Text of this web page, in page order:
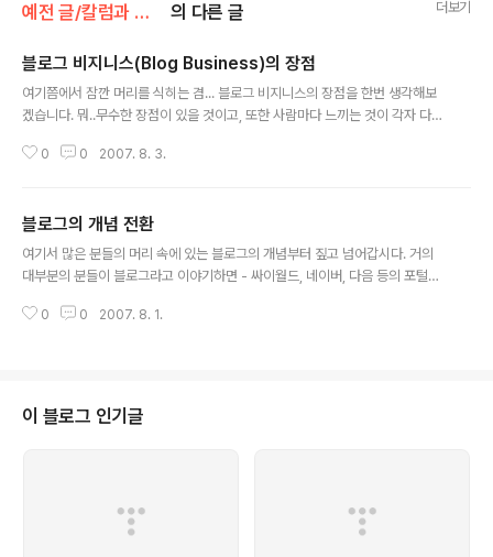
예전 글/칼럼과 단상 의 다른 글 더보기
블로그 비지니스(Blog Business)의 장점
여기쯤에서 잠깐 머리를 식히는 겸... 블로그 비지니스의 장점을 한번 생각해보
겠습니다. 뭐..무수한 장점이 있을 것이고, 또한 사람마다 느끼는 것이 각자 다
가 없다. 어떤 사업을 하건 초기 투자비용이 없는 사업은 없습니다. 하지만 이 블
의 생각을 느낌을 고스란히 간직하고 인터넷에 접속할 때 그것을 블로그에 풀어
내기만 하면 됩니다. 그런 소소한 이야기를 보기위해 사람들은 여러분의 블로그
에 접속할테니깐요. 3. 내가 좋아하는 것을 통해 수익을 얻을 수 있다. 내가 좋아
0 0 2007. 8. 3.
블로그의 개념 전환
여기서 많은 분들의 머리 속에 있는 블로그의 개념부터 짚고 넘어갑시다. 거의
대부분의 분들이 블로그라고 이야기하면 - 싸이월드, 네이버, 다음 등의 포털사
전(-_-;;) 위키에서 블로그(Blog)를 확인해봅시다. 바로 웹에다 남기는 일기형
쓴 글을 보러 많은 사람들(친구)들이 내 홈페이지로 모이는 모습이 보일 것입니
다. 이런 장면을 눈을 감고 한번 형상화시켜 보십시오. 내 집에 들락날락하는 수
0 0 2007. 8. 1.
이 블로그 인기글